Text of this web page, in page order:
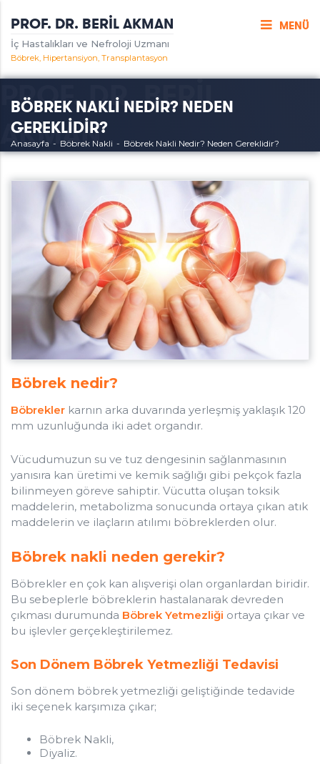
PROF. DR. BERİL AKMAN
İç Hastalıkları ve Nefroloji Uzmanı
Böbrek, Hipertansiyon, Transplantasyon
MENÜ
TEDAVİLER MENÜSÜ
Randevu Talebi
Belirtileri
Yetmezliği
Nakli
Neden
Kaç
Hipertansiyon
Göz
Tansiyonu
Prof. Dr. Beril Akman
İç Hastalıkları ve Nefroloji Uzmanı
Klinik: +90505 057 53 56
Neorama Kat: 15 Daire: 70 Söğütözü 06510 Çankaya /
BÖBREK NAKLİ NEDİR? NEDEN
GEREKLİDİR?
Anasayfa Böbrek Nakli Böbrek Nakli Nedir? Neden Gereklidir?
Böbrek nedir?
Böbrekler karnın arka duvarında yerleşmiş yaklaşık 120
mm uzunluğunda iki adet organdır.
Vücudumuzun su ve tuz dengesinin sağlanmasının
yanısıra kan üretimi ve kemik sağlığı gibi pekçok fazla
bilinmeyen göreve sahiptir. Vücutta oluşan toksik
maddelerin, metabolizma sonucunda ortaya çıkan atık
maddelerin ve ilaçların atılımı böbreklerden olur.
Böbrek nakli neden gerekir?
Böbrekler en çok kan alışverişi olan organlardan biridir.
Bu sebeplerle böbreklerin hastalanarak devreden
çıkması durumunda Böbrek Yetmezliği ortaya çıkar ve
bu işlevler gerçekleştirilemez.
Son Dönem Böbrek Yetmezliği Tedavisi
Son dönem böbrek yetmezliği geliştiğinde tedavide
iki seçenek karşımıza çıkar;
Böbrek Nakli,
Diyaliz.